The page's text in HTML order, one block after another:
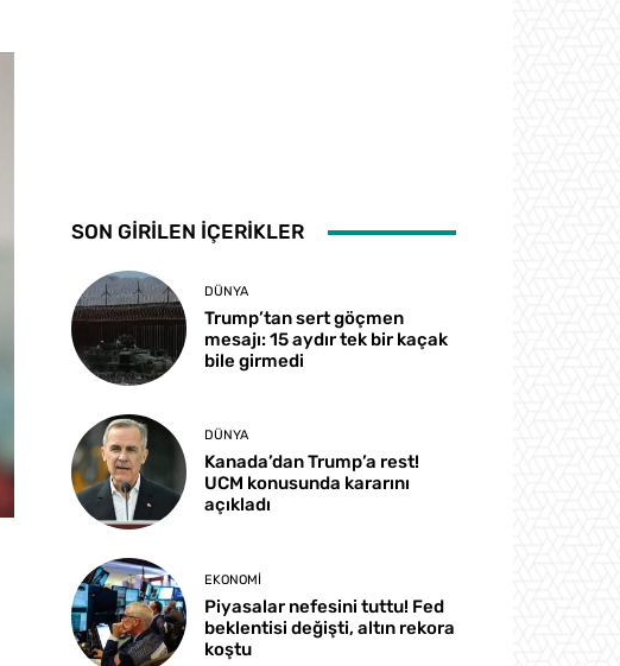
SON GİRİLEN İÇERİKLER
DÜNYA
Trump’tan sert göçmen
mesajı: 15 aydır tek bir kaçak
bile girmedi
DÜNYA
Kanada’dan Trump’a rest!
UCM konusunda kararını
açıkladı
EKONOMI
Piyasalar nefesini tuttu! Fed
beklentisi değişti, altın rekora
koştu